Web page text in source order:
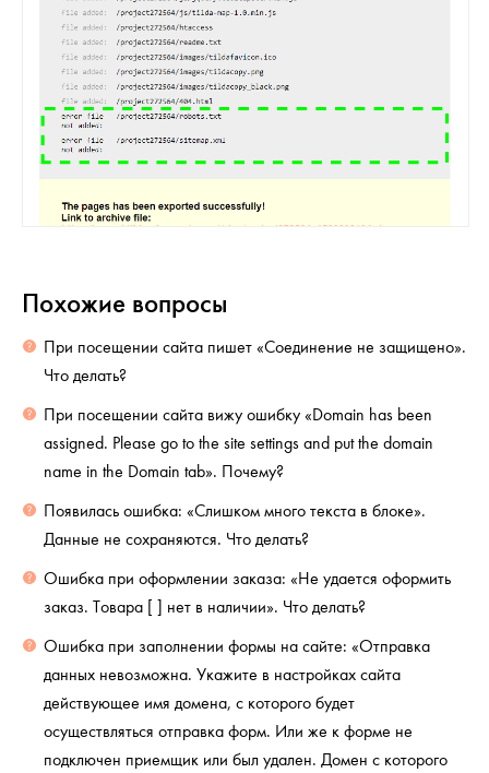
Похожие вопросы
При посещении сайта пишет «Соединение не защищено».
Что делать?
При посещении сайта вижу ошибку «Domain has been
assigned. Please go to the site settings and put the domain
name in the Domain tab». Почему?
Появилась ошибка: «Слишком много текста в блоке».
Данные не сохраняются. Что делать?
Ошибка при оформлении заказа: «Не удается оформить
заказ. Товара [ ] нет в наличии». Что делать?
Ошибка при заполнении формы на сайте: «Отправка
данных невозможна. Укажите в настройках сайта
действующее имя домена, с которого будет
осуществляться отправка форм. Или же к форме не
подключен приемщик или был удален. Домен с которого